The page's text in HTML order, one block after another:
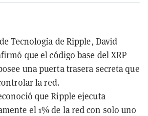
Tecnología de Ripple, David
que el código base del XRP
una puerta trasera secreta que
la red.
que Ripple ejecuta
el 1% de la red con solo uno